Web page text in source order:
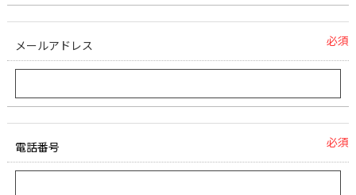
メールアドレス 必須
電話番号 必須